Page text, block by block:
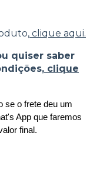
clique aqui.
quiser saber
clique
se o frete deu um
App que faremos
final.